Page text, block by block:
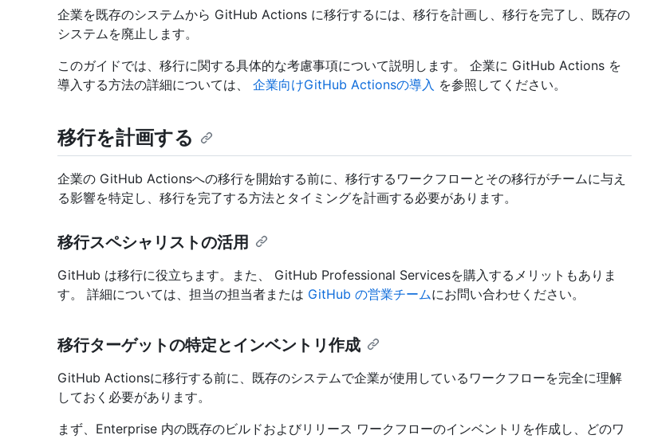
企業を既存のシステムから GitHub Actions に移行するには、移行を計画し、移行を完了し、既存の
システムを廃止します。
このガイドでは、移行に関する具体的な考慮事項について説明します。 企業に GitHub Actions を
導入する方法の詳細については、 企業向けGitHub Actionsの導入 を参照してください。
移行を計画する
企業の GitHub Actionsへの移行を開始する前に、移行するワークフローとその移行がチームに与え
る影響を特定し、移行を完了する方法とタイミングを計画する必要があります。
移行スペシャリストの活用
GitHub は移行に役立ちます。また、 GitHub Professional Servicesを購入するメリットもありま
す。 詳細については、担当の担当者または GitHub の営業チームにお問い合わせください。
移行ターゲットの特定とインベントリ作成
GitHub Actionsに移行する前に、既存のシステムで企業が使用しているワークフローを完全に理解
しておく必要があります。
まず、Enterprise 内の既存のビルドおよびリリース ワークフローのインベントリを作成し、どのワ